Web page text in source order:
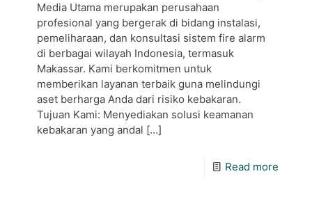
Media Utama merupakan perusahaan
profesional yang bergerak di bidang instalasi,
pemeliharaan, dan konsultasi sistem fire alarm
di berbagai wilayah Indonesia, termasuk
Makassar. Kami berkomitmen untuk
memberikan layanan terbaik guna melindungi
aset berharga Anda dari risiko kebakaran.
Tujuan Kami: Menyediakan solusi keamanan
kebakaran yang andal […]
Read more